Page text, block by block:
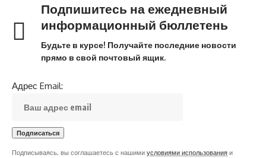
Подпишитесь на ежедневный
информационный бюллетень
Будьте в курсе! Получайте последние новости
прямо в свой почтовый ящик.
Адрес Email:
Подписываясь, вы соглашаетесь с нашими условиями использования и